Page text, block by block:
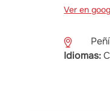
Ver en
Idiomas: